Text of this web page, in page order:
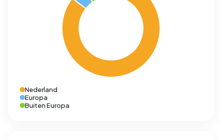
Nederland
Europa
Buiten Europa